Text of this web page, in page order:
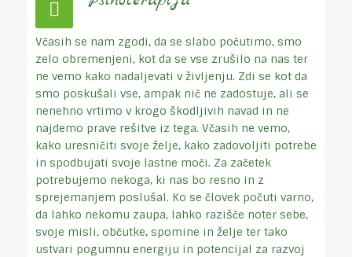
Včasih se nam zgodi, da se slabo počutimo, smo
zelo obremenjeni, kot da se vse zrušilo na nas ter
ne vemo kako nadaljevati v življenju. Zdi se kot da
smo poskušali vse, ampak nič ne zadostuje, ali se
nenehno vrtimo v krogo škodljivih navad in ne
najdemo prave rešitve iz tega. Včasih ne vemo,
kako uresničiti svoje želje, kako zadovoljiti potrebe
in spodbujati svoje lastne moči. Za začetek
potrebujemo nekoga, ki nas bo resno in z
sprejemanjem poslušal. Ko se človek počuti varno,
da lahko nekomu zaupa, lahko razišče noter sebe,
svoje misli, občutke, spomine in želje ter tako
ustvari pogumnu energiju in potencijal za razvoj